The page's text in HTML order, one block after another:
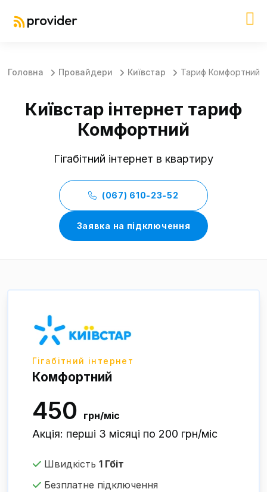
Головна Провайдери Київстар Тариф Комфортний
Київстар інтернет тариф
Комфортний
Гігабітний інтернет в квартиру
(067) 610-23-52
Заявка на підключення
Гігабітний інтернет
Комфортний
450 грн/міс
Акція: перші 3 місяці по 200 грн/міс
Швидкість 1 Гбіт
Безплатне підключення